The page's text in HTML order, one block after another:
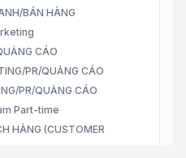
BÁN HÀNG
CÁO
PR/QUẢNG CÁO
PR/QUẢNG CÁO
Part-time
HÀNG (CUSTOMER